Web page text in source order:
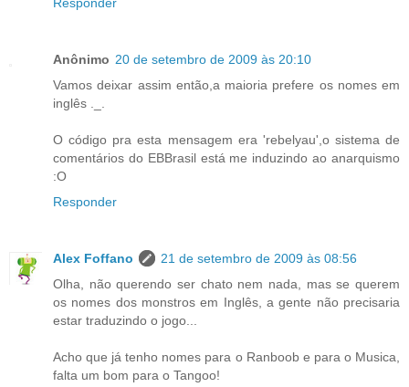
Anônimo 20 de setembro de 2009 às 20:10
Vamos deixar assim então,a maioria prefere os nomes em
inglês ._.
O código pra esta mensagem era 'rebelyau',o sistema de
comentários do EBBrasil está me induzindo ao anarquismo
:O
Responder
Alex Foffano
21 de setembro de 2009 às 08:56
Olha, não querendo ser chato nem nada, mas se querem
os nomes dos monstros em Inglês, a gente não precisaria
estar traduzindo o jogo...
Acho que já tenho nomes para o Ranboob e para o Musica,
falta um bom para o Tangoo!